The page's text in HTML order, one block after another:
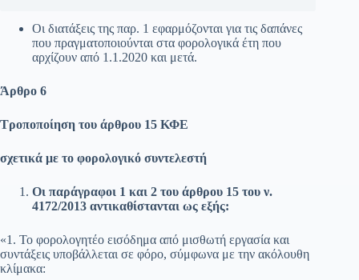
Οι διατάξεις της παρ. 1 εφαρμόζονται για τις δαπάνες
που πραγματοποιούνται στα φορολογικά έτη που
αρχίζουν από 1.1.2020 και μετά.
Άρθρο 6
Τροποποίηση του άρθρου 15 ΚΦΕ
σχετικά με το φορολογικό συντελεστή
Οι παράγραφοι 1 και 2 του άρθρου 15 του ν.
4172/2013 αντικαθίστανται ως εξής:
«1. Το φορολογητέο εισόδημα από μισθωτή εργασία και
συντάξεις υποβάλλεται σε φόρο, σύμφωνα με την ακόλουθη
κλίμακα: